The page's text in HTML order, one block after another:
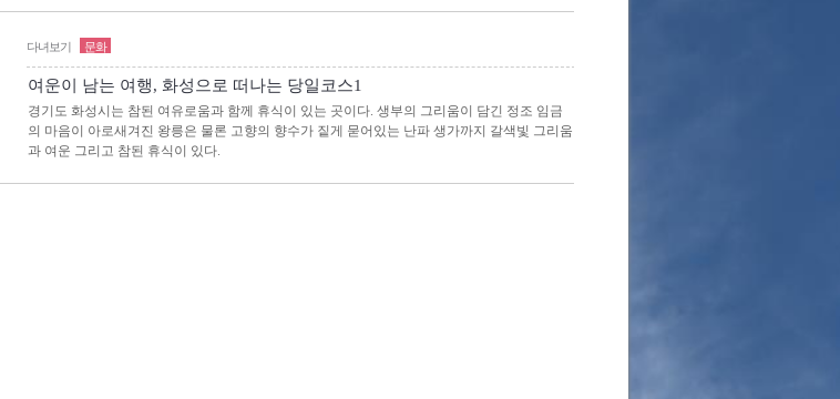
다녀보기 문화
여운이 남는 여행, 화성으로 떠나는 당일코스1
경기도 화성시는 참된 여유로움과 함께 휴식이 있는 곳이다. 생부의 그리움이 담긴 정조 임금
의 마음이 아로새겨진 왕릉은 물론 고향의 향수가 짙게 묻어있는 난파 생가까지 갈색빛 그리움
과 여운 그리고 참된 휴식이 있다.